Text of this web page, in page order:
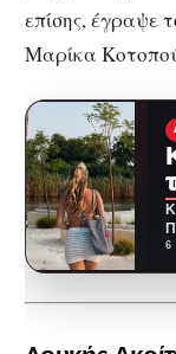
επίσης, έγραψε
Μαρίκα
6